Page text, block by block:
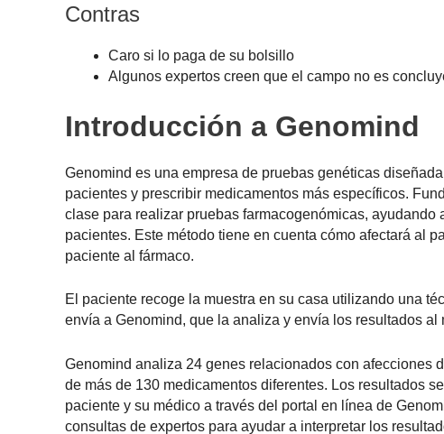
Contras
Caro si lo paga de su bolsillo
Algunos expertos creen que el campo no es
Introducción a Genomind
Genomind es una empresa de pruebas genéticas
pacientes y prescribir medicamentos más específicos.
clase para realizar pruebas farmacogenómicas,
pacientes. Este método tiene en cuenta cómo afectará al
paciente al fármaco.
El paciente recoge la muestra en su casa utilizando una
envía a Genomind, que la analiza y envía los resultados al
Genomind analiza 24 genes relacionados con afecciones
de más de 130 medicamentos diferentes. Los resultados
paciente y su médico a través del portal en línea de
consultas de expertos para ayudar a interpretar los